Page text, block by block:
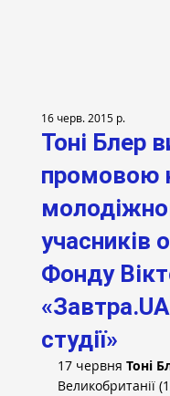
Тоні Блер
промовою
учасників
Фонду
студії»
16 черв. 2015 р.
17 червня Тоні
Великобританії